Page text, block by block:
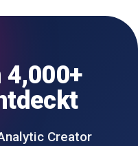
4,000+
Creator